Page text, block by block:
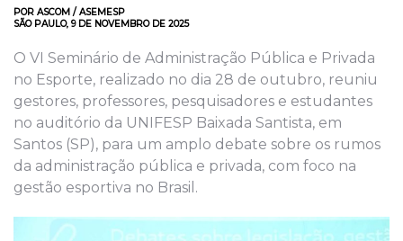
POR ASCOM / ASEMESP
SÃO PAULO, 9 DE NOVEMBRO DE 2025
O VI Seminário de Administração Pública e Privada
no Esporte, realizado no dia 28 de outubro, reuniu
gestores, professores, pesquisadores e estudantes
no auditório da UNIFESP Baixada Santista, em
Santos (SP), para um amplo debate sobre os rumos
da administração pública e privada, com foco na
gestão esportiva no Brasil.